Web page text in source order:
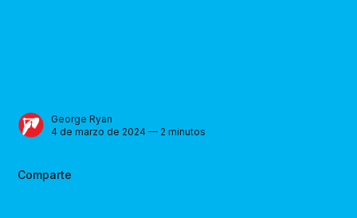
George Ryan
4 de marzo de 2024 — 2 minutos
Comparte